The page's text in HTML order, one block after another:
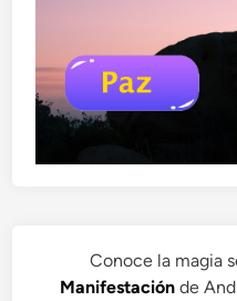
Conoce la magia
Manifestación de